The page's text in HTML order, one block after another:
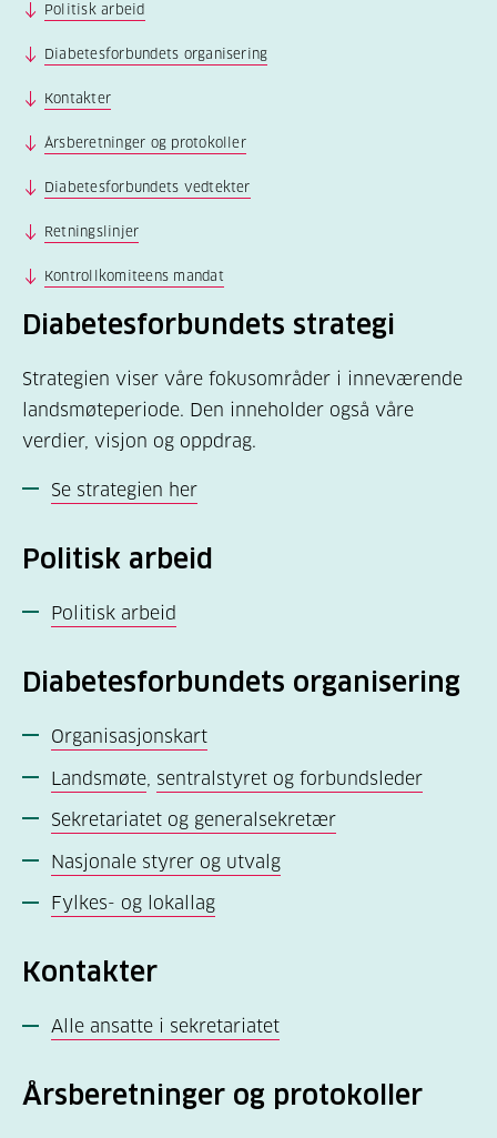
Politisk arbeid
Diabetesforbundets organisering
Kontakter
Årsberetninger og protokoller
Diabetesforbundets vedtekter
Retningslinjer
Kontrollkomiteens mandat
Diabetesforbundets strategi
Strategien viser våre fokusområder i inneværende
landsmøteperiode. Den inneholder også våre
verdier, visjon og oppdrag.
Se strategien her
Politisk arbeid
Politisk arbeid
Diabetesforbundets organisering
Organisasjonskart
Landsmøte sentralstyret og forbundsleder
Sekretariatet og generalsekretær
Nasjonale styrer og utvalg
Fylkes- og lokallag
Kontakter
Alle ansatte i sekretariatet
Årsberetninger og protokoller